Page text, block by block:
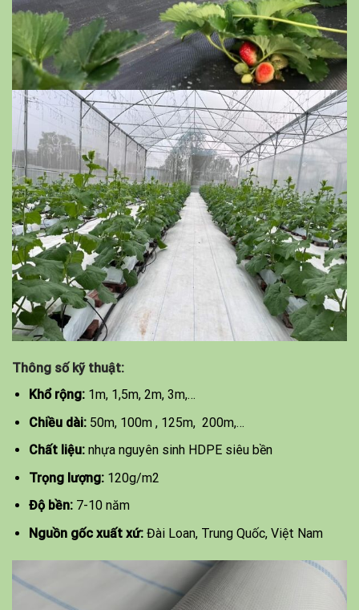
Thông số kỹ thuật:
Khổ rộng:1m, 1,5m, 2m, 3m,…
Chiều dài:50m, 100m , 125m, 200m,…
Chất liệu:nhựa nguyên sinh HDPE siêu bền
Trọng lượng:120g/m2
Độ bền:7-10 năm
Nguồn gốc xuất xứ:Đài Loan, Trung Quốc, Việt Nam